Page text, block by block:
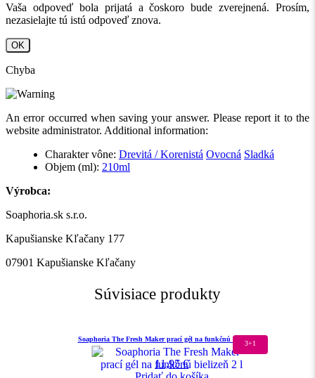
Vaša odpoveď bola prijatá a čoskoro bude zverejnená. Prosím,
nezasielajte tú istú odpoveď znova.
OK
Chyba
An error occurred when saving your answer. Please report it to the
website administrator. Additional information:
Charakter vône: Drevitá / Korenistá Ovocná Sladká
Objem (ml): 210ml
Výrobca:
Soaphoria.sk s.r.o.
Kapušianske Kľačany 177
07901 Kapušianske Kľačany
Súvisiace produkty
Soaphoria The Fresh Maker prací gél na funkčnú bielizeň 2 l
11,95€
3+1